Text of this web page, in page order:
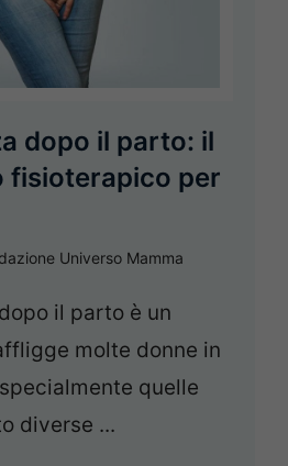
dopo il parto: il
fisioterapico per
Universo Mamma
il parto è un
molte donne in
quelle
diverse ...